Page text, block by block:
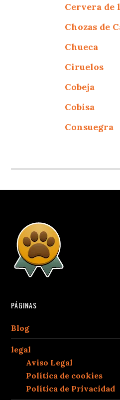
Cervera de
Chozas de
Chueca
Ciruelos
Cobeja
Cobisa
Consuegra
PÁGINAS
Blog
legal
Aviso Legal
Política de cookies
Política de Privacidad